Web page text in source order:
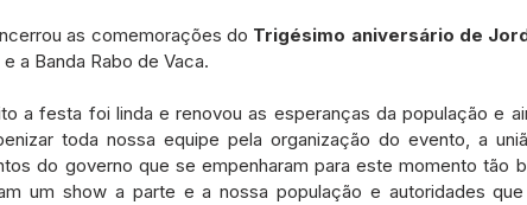
as comemorações do Trigésimo aniversário de
a Banda Rabo de Vaca.
a festa foi linda e renovou as esperanças da população e
toda nossa equipe pela organização do evento, a
do governo que se empenharam para este momento tão
um show a parte e a nossa população e autoridades